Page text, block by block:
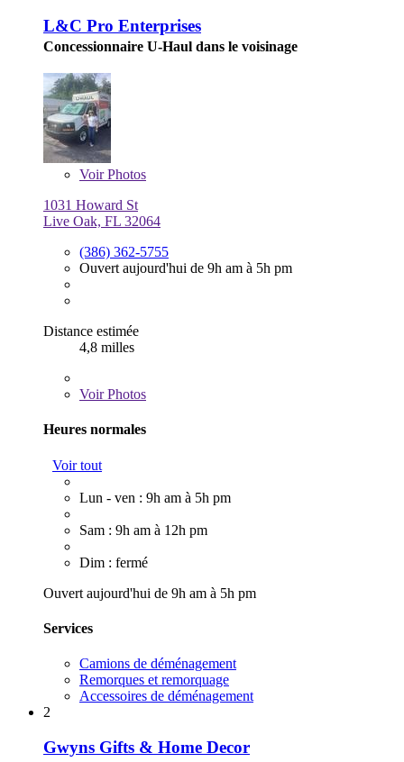
L&C Pro Enterprises
Concessionnaire U-Haul dans le voisinage
VoirPhotos
1031 Howard St
Live Oak, FL 32064
(386) 362-5755
Ouvert aujourd'hui de 9h am à 5h pm
Distance estimée
4,8 milles
VoirPhotos
Heures normales
Voir tout
Lun - ven : 9h am à 5h pm
Sam : 9h am à 12h pm
Dim : fermé
Ouvert aujourd'hui de 9h am à 5h pm
Services
Camions de déménagement
Remorques et remorquage
Accessoires de déménagement
2
Gwyns Gifts & Home Decor